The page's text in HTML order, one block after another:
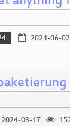
2024-06-02
2024-03-17